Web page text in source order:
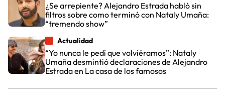
¿Se arrepiente? Alejandro Estrada habló sin
filtros sobre como terminó con Nataly Umaña:
“tremendo show”
Actualidad
“Yo nunca le pedí que volviéramos”: Nataly
Umaña desmintió declaraciones de Alejandro
Estrada en La casa de los famosos